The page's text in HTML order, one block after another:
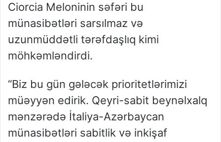
Ciorcia Meloninin səfəri bu
münasibətləri sarsılmaz və
uzunmüddətli tərəfdaşlıq kimi
möhkəmləndirdi.
“Biz bu gün gələcək prioritetlərimizi
müəyyən edirik. Qeyri-sabit beynəlxalq
mənzərədə İtaliya-Azərbaycan
münasibətləri sabitlik və inkişaf